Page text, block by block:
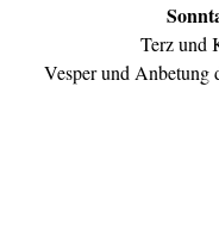
Terz und
Vesper und Anbetung